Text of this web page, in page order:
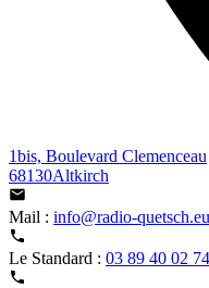
1bis, Boulevard Clemenceau
68130Altkirch
Mail : info@radio-quetsch.eu
Le Standard : 03 89 40 02 74